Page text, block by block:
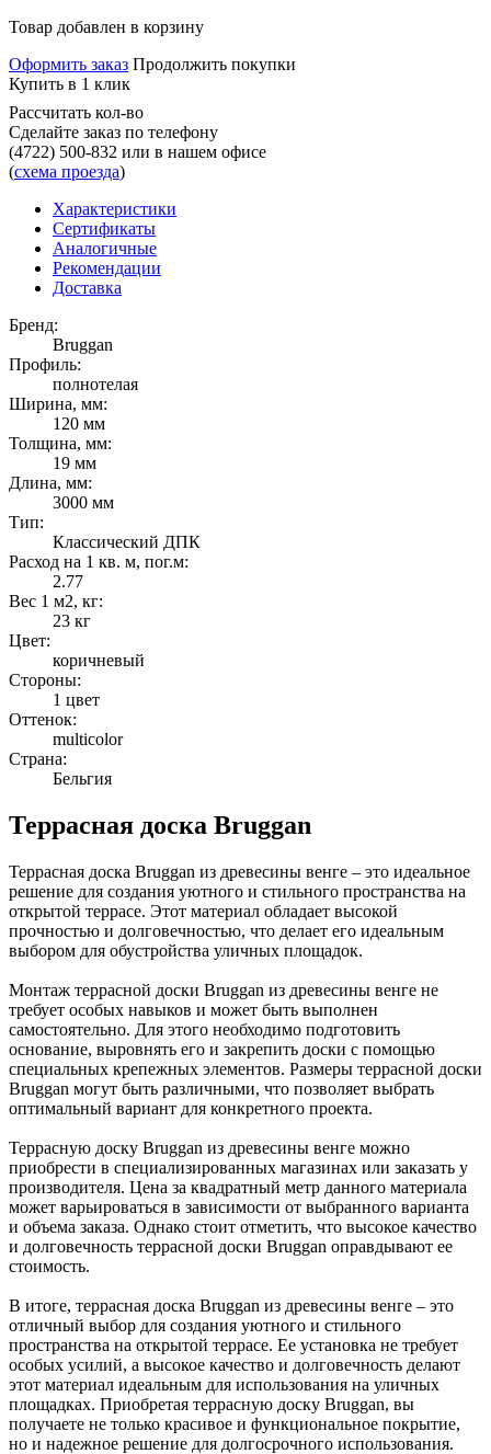
Товар добавлен в корзину
Оформить заказ Продолжить покупки
Купить в 1 клик
Рассчитать кол-во
Сделайте заказ по телефону
(4722) 500-832 или в нашем офисе
(схема проезда)
Характеристики
Сертификаты
Аналогичные
Рекомендации
Доставка
Бренд:
Bruggan
Профиль:
полнотелая
Ширина, мм:
120 мм
Толщина, мм:
19 мм
Длина, мм:
3000 мм
Тип:
Классический ДПК
Расход на 1 кв. м, пог.м:
2.77
Вес 1 м2, кг:
23 кг
Цвет:
коричневый
Стороны:
1 цвет
Оттенок:
multicolor
Страна:
Бельгия
Террасная доска Bruggan
Террасная доска Bruggan из древесины венге – это идеальное
решение для создания уютного и стильного пространства на
открытой террасе. Этот материал обладает высокой
прочностью и долговечностью, что делает его идеальным
выбором для обустройства уличных площадок.
Монтаж террасной доски Bruggan из древесины венге не
требует особых навыков и может быть выполнен
самостоятельно. Для этого необходимо подготовить
основание, выровнять его и закрепить доски с помощью
специальных крепежных элементов. Размеры террасной доски
Bruggan могут быть различными, что позволяет выбрать
оптимальный вариант для конкретного проекта.
Террасную доску Bruggan из древесины венге можно
приобрести в специализированных магазинах или заказать у
производителя. Цена за квадратный метр данного материала
может варьироваться в зависимости от выбранного варианта
и объема заказа. Однако стоит отметить, что высокое качество
и долговечность террасной доски Bruggan оправдывают ее
стоимость.
В итоге, террасная доска Bruggan из древесины венге – это
отличный выбор для создания уютного и стильного
пространства на открытой террасе. Ее установка не требует
особых усилий, а высокое качество и долговечность делают
этот материал идеальным для использования на уличных
площадках. Приобретая террасную доску Bruggan, вы
получаете не только красивое и функциональное покрытие,
но и надежное решение для долгосрочного использования.